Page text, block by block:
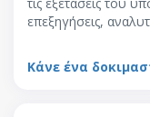
επεξηγήσεις,
Κάνε ένα